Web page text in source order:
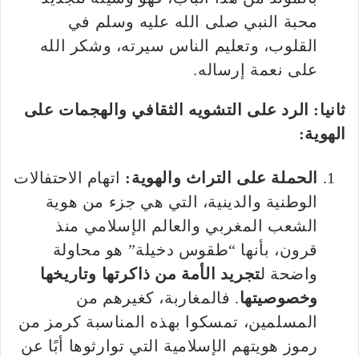
محبة النبي صلى الله عليه وسلم في
القلوب، وتعليم الناس سيرته، وشكر الله
على نعمة إرساله.
ثانيا: الرد على التشويه الثقافي والهجمات على
الهوية:
الحملة على التراث والهوية: اتهام الاحتفالات
الوطنية والدينية، التي هي جزء من هوية
الشعب المغربي والعالم الإسلامي منذ
قرون، بأنها “طقوس دخيلة” هو محاولة
واضحة لتجريد الأمة من ذاكرتها وتاريخها
وخصوصيتها. فالمغاربة، كغيرهم من
المسلمين، تمسكوا بهذه المناسبة كرمز من
رموز هويتهم الإسلامية التي توارثوها أبًا عن